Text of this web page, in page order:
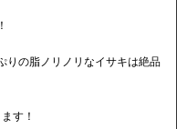
りの脂ノリノリなイサキは絶品
す！